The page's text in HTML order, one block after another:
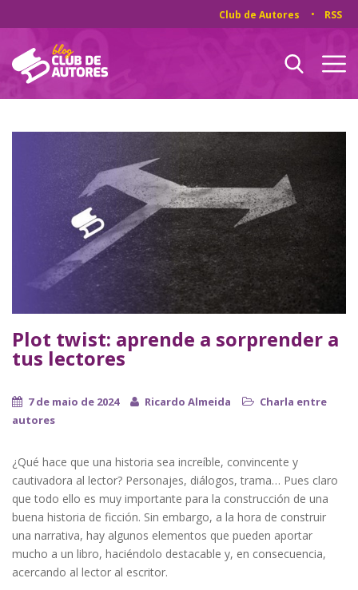
Club de Autores RSS
Plot twist: aprende a sorprender a
tus lectores
7 de maio de 2024 Ricardo Almeida
Charla entre
autores
¿Qué hace que una historia sea increíble, convincente y
cautivadora al lector? Personajes, diálogos, trama… Pues claro
que todo ello es muy importante para la construcción de una
buena historia de ficción. Sin embargo, a la hora de construir
una narrativa, hay algunos elementos que pueden aportar
mucho a un libro, haciéndolo destacable y, en consecuencia,
acercando al lector al escritor.